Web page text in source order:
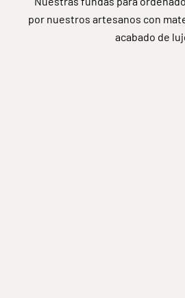
por nuestros artesanos con
acabado de